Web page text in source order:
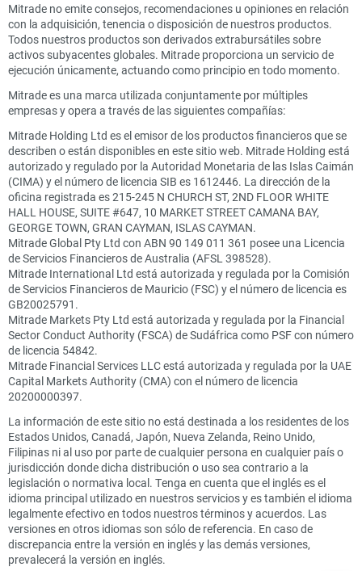
Mitrade no emite consejos, recomendaciones u opiniones en relación
con la adquisición, tenencia o disposición de nuestros productos.
Todos nuestros productos son derivados extrabursátiles sobre
activos subyacentes globales. Mitrade proporciona un servicio de
ejecución únicamente, actuando como principio en todo momento.
Mitrade es una marca utilizada conjuntamente por múltiples
empresas y opera a través de las siguientes compañías:
Mitrade Holding Ltd es el emisor de los productos financieros que se
describen o están disponibles en este sitio web. Mitrade Holding está
autorizado y regulado por la Autoridad Monetaria de las Islas Caimán
(CIMA) y el número de licencia SIB es 1612446. La dirección de la
oficina registrada es 215-245 N CHURCH ST, 2ND FLOOR WHITE
HALL HOUSE, SUITE #647, 10 MARKET STREET CAMANA BAY,
GEORGE TOWN, GRAN CAYMAN, ISLAS CAYMAN.
Mitrade Global Pty Ltd con ABN 90 149 011 361 posee una Licencia
de Servicios Financieros de Australia (AFSL 398528).
Mitrade International Ltd está autorizada y regulada por la Comisión
de Servicios Financieros de Mauricio (FSC) y el número de licencia es
GB20025791.
Mitrade Markets Pty Ltd está autorizada y regulada por la Financial
Sector Conduct Authority (FSCA) de Sudáfrica como PSF con número
de licencia 54842.
Mitrade Financial Services LLC está autorizada y regulada por la UAE
Capital Markets Authority (CMA) con el número de licencia
20200000397.
La información de este sitio no está destinada a los residentes de los
Estados Unidos, Canadá, Japón, Nueva Zelanda, Reino Unido,
Filipinas ni al uso por parte de cualquier persona en cualquier país o
jurisdicción donde dicha distribución o uso sea contrario a la
legislación o normativa local. Tenga en cuenta que el inglés es el
idioma principal utilizado en nuestros servicios y es también el idioma
legalmente efectivo en todos nuestros términos y acuerdos. Las
versiones en otros idiomas son sólo de referencia. En caso de
discrepancia entre la versión en inglés y las demás versiones,
prevalecerá la versión en inglés.